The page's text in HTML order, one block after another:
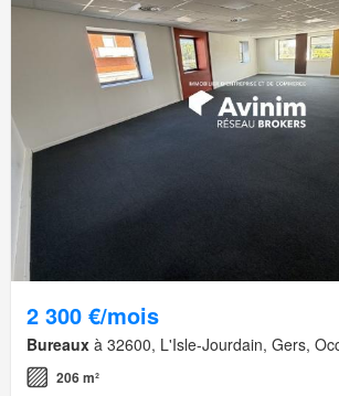
2 300 €/mois
Bureaux à 32600, L'Isle-Jourdain, Gers,
206 m²